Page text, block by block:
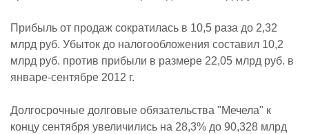
Прибыль от продаж сократилась в 10,5 раза до 2,32
млрд руб. Убыток до налогообложения составил 10,2
млрд руб. против прибыли в размере 22,05 млрд руб. в
январе-сентябре 2012 г.
Долгосрочные долговые обязательства "Мечела" к
концу сентября увеличились на 28,3% до 90,328 млрд